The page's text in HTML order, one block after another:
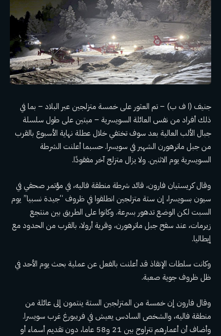
جنيف (ا ف ب) – تم العثور على خمسة متزلجين عبر البلاد – بما في
ذلك أفراد من نفس العائلة السويسرية – ميتين على طول سلسلة
جبال الألب العالية بعد سوف تختفي خلال عطلة نهاية الأسبوع بالقرب
من جبل ماترهورن الشهير في سويسرا. حسبما أعلنت الشرطة
السويسرية يوم الاثنين. ولا يزال متزلج آخر مفقودًا.
وقال كريستيان فارون، قائد شرطة منطقة فاليه، في مؤتمر صحفي في
سيون بسويسرا، إن ستة متزلجين انطلقوا في ظروف “جيدة نسبيا” يوم
السبت لكن الوضع تدهور بسرعة. وكانوا على الطريق بين منتجع
زيرمات، عند سفح جبل ماترهورن، وقرية أرولا، بالقرب من الحدود مع
إيطاليا.
وكانت سلطات الإنقاذ قد أعلنت بالفعل عن عملية بحث يوم الأحد في
ظل ظروف جوية صعبة.
وقال فارون إن خمسة من المتزلجين الستة ينتمون إلى عائلة من
منطقة فاليه، والشخص السادس يعيش في فريبورغ غرب سويسرا.
وأضاف أن أعمارهم تتراوح بين 21 و58 عاما، دون تقديم أسماء أو